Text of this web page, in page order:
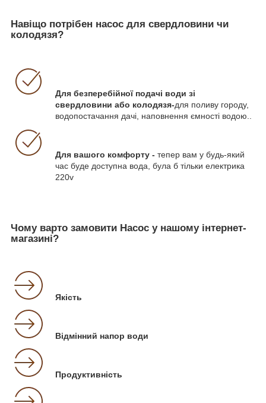
Навіщо потрібен насос для свердловини чи
колодязя?
Для безперебійної подачі води зі
свердловини або колодязя-для поливу городу,
водопостачання дачі, наповнення ємності водою..
Для вашого комфорту - тепер вам у будь-який
час буде доступна вода, була б тільки електрика
220v
Чому варто замовити Насос у нашому інтернет-
магазині?
Якість
Відмінний напор води
Продуктивність